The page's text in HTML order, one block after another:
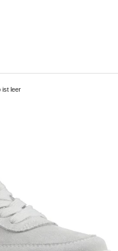
ist leer